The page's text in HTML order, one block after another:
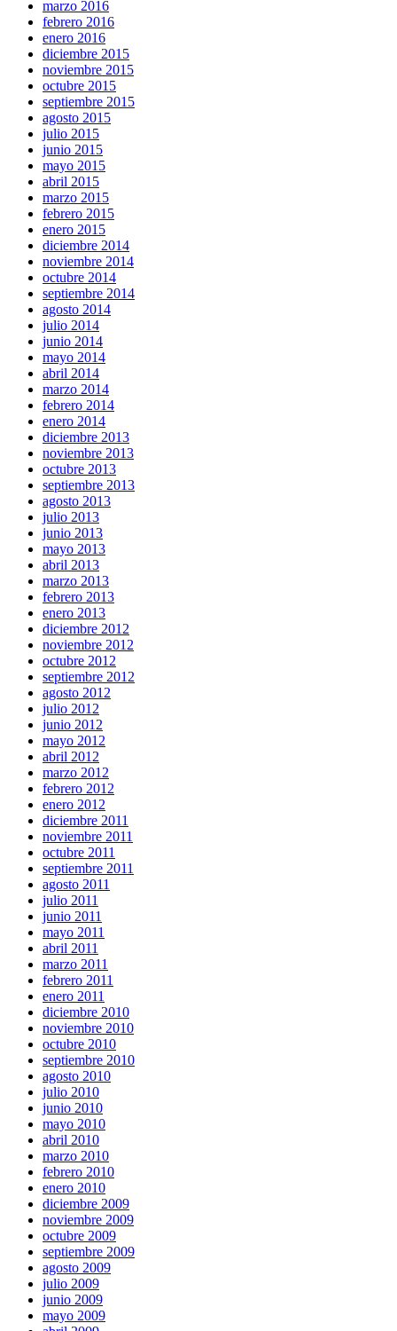
marzo 2016
febrero 2016
enero 2016
diciembre 2015
noviembre 2015
octubre 2015
septiembre 2015
agosto 2015
julio 2015
junio 2015
mayo 2015
abril 2015
marzo 2015
febrero 2015
enero 2015
diciembre 2014
noviembre 2014
octubre 2014
septiembre 2014
agosto 2014
julio 2014
junio 2014
mayo 2014
abril 2014
marzo 2014
febrero 2014
enero 2014
diciembre 2013
noviembre 2013
octubre 2013
septiembre 2013
agosto 2013
julio 2013
junio 2013
mayo 2013
abril 2013
marzo 2013
febrero 2013
enero 2013
diciembre 2012
noviembre 2012
octubre 2012
septiembre 2012
agosto 2012
julio 2012
junio 2012
mayo 2012
abril 2012
marzo 2012
febrero 2012
enero 2012
diciembre 2011
noviembre 2011
octubre 2011
septiembre 2011
agosto 2011
julio 2011
junio 2011
mayo 2011
abril 2011
marzo 2011
febrero 2011
enero 2011
diciembre 2010
noviembre 2010
octubre 2010
septiembre 2010
agosto 2010
julio 2010
junio 2010
mayo 2010
abril 2010
marzo 2010
febrero 2010
enero 2010
diciembre 2009
noviembre 2009
octubre 2009
septiembre 2009
agosto 2009
julio 2009
junio 2009
mayo 2009